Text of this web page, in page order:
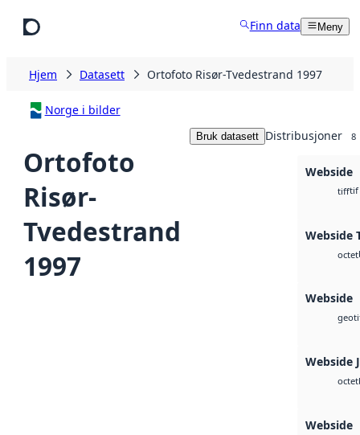
Finn data Meny
Hjem Datasett Ortofoto Risør-Tvedestrand 1997
Norge i bilder
Ortofoto
Risør-
Tvedestrand
1997
Bruk datasett Distribusjoner 8
Webside
tifftif
Webside
octet
Webside
Webside
octet
Webside